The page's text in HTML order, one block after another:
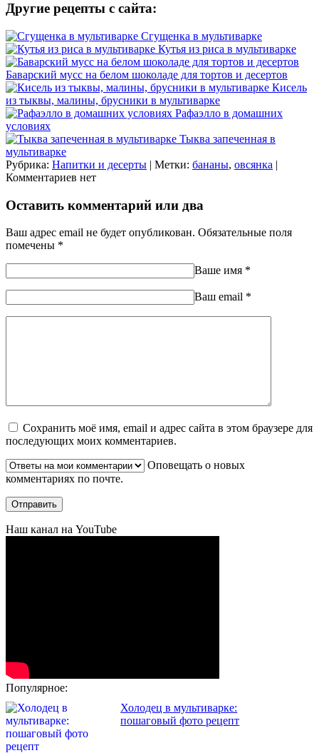
Другие рецепты с сайта:
Сгущенка в мультиварке
Кутья из риса в мультиварке
Баварский мусс на белом шоколаде для тортов и десертов
Кисель
из тыквы, малины, брусники в мультиварке
Рафаэлло в домашних
условиях
Тыква запеченная в
мультиварке
Рубрика: Напитки и десерты | Метки: бананы, овсянка |
Комментариев нет
Оставить комментарий или два
Ваш адрес email не будет опубликован. Обязательные поля
помечены *
Ваше имя *
Ваш еmail *
Сохранить моё имя, email и адрес сайта в этом браузере для
последующих моих комментариев.
Оповещать о новых
комментариях по почте.
Наш канал на YouTube
Популярное:
Холодец в мультиварке:
пошаговый фото рецепт